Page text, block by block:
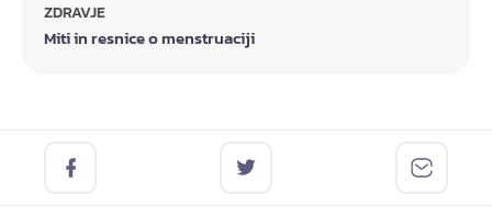
ZDRAVJE
Miti in resnice o menstruaciji